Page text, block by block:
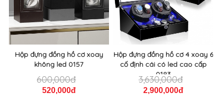
Hộp đựng đồng hồ cơ xoay
không led 0157
600,000đ
520,000đ
Hộp đựng đồng hồ cơ 4 xoay 6
cố định cái có led cao cấp
0183
3,630,000đ
2,900,000đ